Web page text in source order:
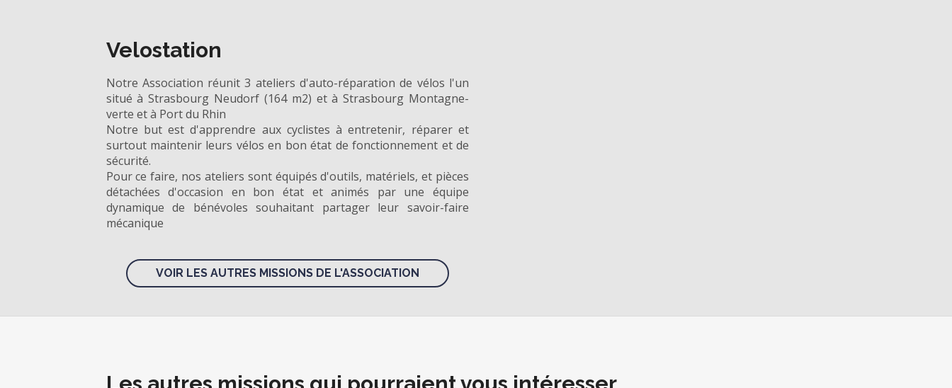
Velostation
Notre Association réunit 3 ateliers d'auto-réparation de vélos l'un
situé à Strasbourg Neudorf (164 m2) et à Strasbourg Montagne-
verte et à Port du Rhin
Notre but est d'apprendre aux cyclistes à entretenir, réparer et
surtout maintenir leurs vélos en bon état de fonctionnement et de
sécurité.
Pour ce faire, nos ateliers sont équipés d'outils, matériels, et pièces
détachées d'occasion en bon état et animés par une équipe
dynamique de bénévoles souhaitant partager leur savoir-faire
mécanique
VOIR LES AUTRES MISSIONS DE L'ASSOCIATION